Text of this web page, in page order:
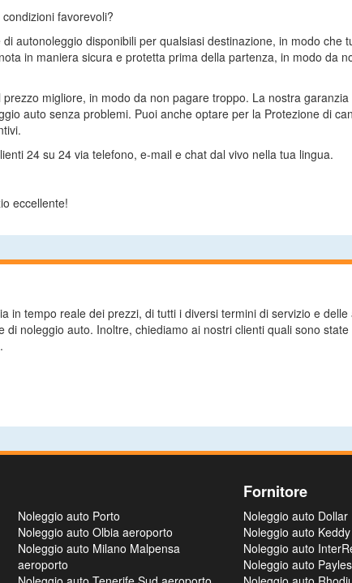
favorevoli?
autonoleggio disponibili per qualsiasi destinazione, in modo che
in maniera sicura e protetta prima della partenza, in modo da
migliore, in modo da non pagare troppo. La nostra
auto senza problemi. Puoi anche optare per la Protezione di
24 su 24 via telefono, e-mail e chat dal vivo nella tua lingua.
eccellente!
tempo reale dei prezzi, di tutti i diversi termini di servizio e
noleggio auto. Inoltre, chiediamo ai nostri clienti quali sono
Noleggio auto Porto
Noleggio auto Olbia aeroporto
Noleggio auto Milano Malpensa
aeroporto
Fornitore
Noleggio auto Dollar
Noleggio auto
Noleggio auto
Noleggio auto